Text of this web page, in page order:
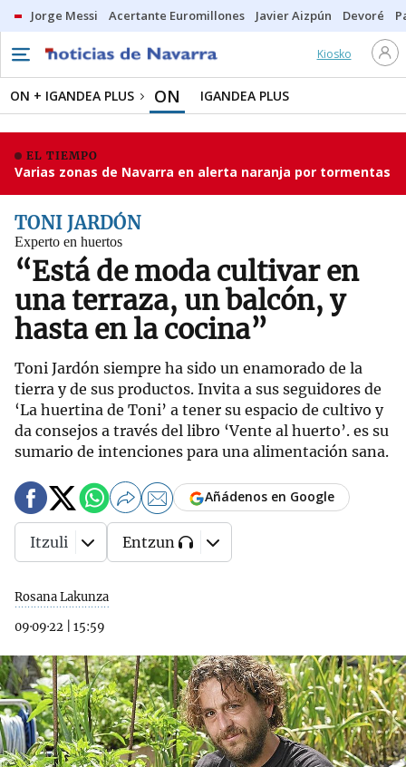
Jorge Messi Acertante Euromillones Javier Aizpún Devoré
Kiosko
ON + IGANDEA PLUS ON IGANDEA PLUS
EL TIEMPO
Varias zonas de Navarra en alerta naranja por tormentas
TONI JARDÓN
Experto en huertos
“Está de moda cultivar en
una terraza, un balcón, y
hasta en la cocina”
Toni Jardón siempre ha sido un enamorado de la
tierra y de sus productos. Invita a sus seguidores de
‘La huertina de Toni’ a tener su espacio de cultivo y
da consejos a través del libro ‘Vente al huerto’. es su
sumario de intenciones para una alimentación sana.
Rosana Lakunza
09·09·22
15:59
Añádenos en Google
Itzuli Entzun